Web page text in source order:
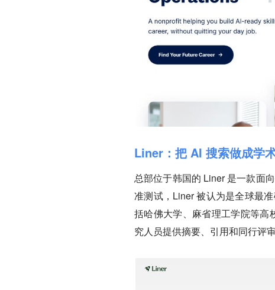
Liner：把 AI 搜索做成学
总部位于韩国的 Liner 是一款面
准测试，Liner 被认为是全球最
括哈佛大学、麻省理工学院等高
究人员提供摘要、引用和同行评